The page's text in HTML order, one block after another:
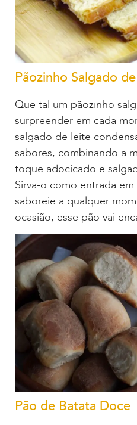
Pãozinho Salgado
Que tal um pãozinho
surpreender em cada
salgado de leite
sabores, combinando a
toque adocicado e
Sirva-o como entrada
saboreie a qualquer
ocasião, esse pão vai
Pão de Batata Doce